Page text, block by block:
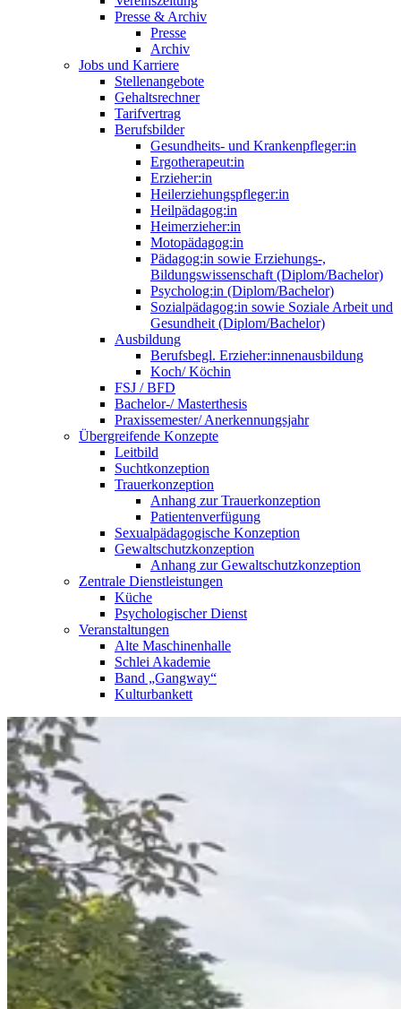
Presse & Archiv
Presse
Archiv
Jobs und Karriere
Stellenangebote
Gehaltsrechner
Tarifvertrag
Berufsbilder
Gesundheits- und Krankenpfleger:in
Ergotherapeut:in
Erzieher:in
Heilerziehungspfleger:in
Heilpädagog:in
Heimerzieher:in
Motopädagog:in
Pädagog:in sowie Erziehungs-,
Bildungswissenschaft (Diplom/Bachelor)
Psycholog:in (Diplom/Bachelor)
Sozialpädagog:in sowie Soziale Arbeit und
Gesundheit (Diplom/Bachelor)
Ausbildung
Berufsbegl. Erzieher:innenausbildung
Koch/ Köchin
FSJ / BFD
Bachelor-/ Masterthesis
Praxissemester/ Anerkennungsjahr
Übergreifende Konzepte
Leitbild
Suchtkonzeption
Trauerkonzeption
Anhang zur Trauerkonzeption
Patientenverfügung
Sexualpädagogische Konzeption
Gewaltschutzkonzeption
Anhang zur Gewaltschutzkonzeption
Zentrale Dienstleistungen
Küche
Psychologischer Dienst
Veranstaltungen
Alte Maschinenhalle
Schlei Akademie
Band „Gangway“
Kulturbankett